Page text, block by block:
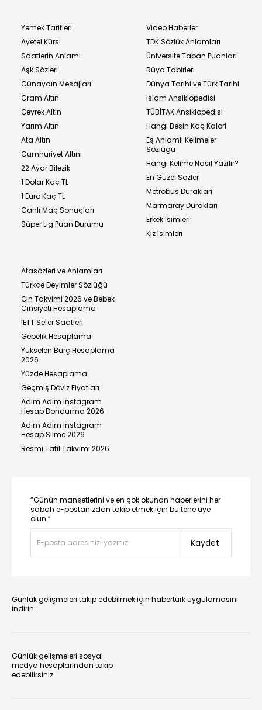
Yemek Tarifleri
Ayetel Kürsi
Saatlerin Anlamı
Aşk Sözleri
Günaydın Mesajları
Gram Altın
Çeyrek Altın
Yarım Altın
Ata Altın
Cumhuriyet Altını
22 Ayar Bilezik
1 Dolar Kaç TL
1 Euro Kaç TL
Canlı Maç Sonuçları
Süper Lig Puan Durumu
Video Haberler
TDK Sözlük Anlamları
Üniversite Taban Puanları
Rüya Tabirleri
Dünya Tarihi ve Türk Tarihi
İslam Ansiklopedisi
TÜBİTAK Ansiklopedisi
Hangi Besin Kaç Kalori
Eş Anlamlı Kelimeler
Sözlüğü
Hangi Kelime Nasıl Yazılır?
En Güzel Sözler
Metrobüs Durakları
Marmaray Durakları
Erkek İsimleri
Kız İsimleri
Atasözleri ve Anlamları
Türkçe Deyimler Sözlüğü
Çin Takvimi 2026 ve Bebek
Cinsiyeti Hesaplama
İETT Sefer Saatleri
Gebelik Hesaplama
Yükselen Burç Hesaplama
2026
Yüzde Hesaplama
Geçmiş Döviz Fiyatları
Adım Adım Instagram
Hesap Dondurma 2026
Adım Adım Instagram
Hesap Silme 2026
Resmi Tatil Takvimi 2026
“Günün manşetlerini ve en çok okunan haberlerini her
sabah e-postanızdan takip etmek için bültene üye
olun.”
Kaydet
Günlük gelişmeleri takip edebilmek için habertürk uygulamasını
indirin
Günlük gelişmeleri sosyal
medya hesaplarından takip
edebilirsiniz.